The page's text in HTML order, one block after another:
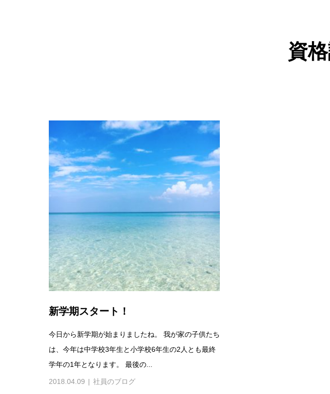
資格
新学期スタート！
今日から新学期が始まりましたね。 我が家の子供たち
は、今年は中学校3年生と小学校6年生の2人とも最終
学年の1年となります。 最後の...
2018.04.09 社員のブログ